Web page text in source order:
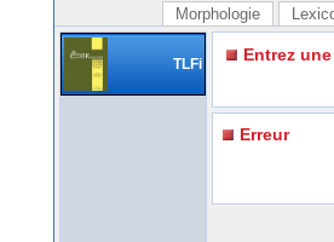
Morphologie
TLFi Entrez
Erreur